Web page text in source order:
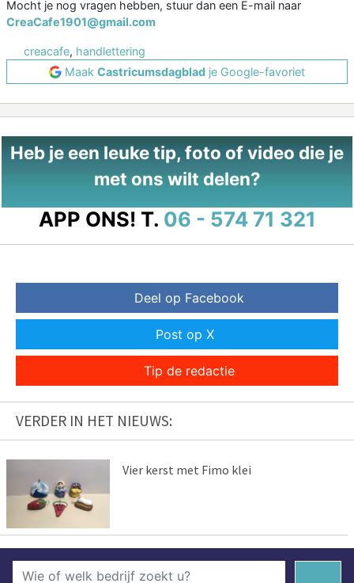
Mocht je nog vragen hebben, stuur dan een E-mail naar
CreaCafe1901@gmail.com
creacafe, handlettering
Maak Castricumsdagblad je Google-favoriet
Heb je een leuke tip, foto of video die je
met ons wilt delen?
APP ONS! T. 06 - 574 71 321
Deel op Facebook
Post op X
Tip de redactie
VERDER IN HET NIEUWS:
Vier kerst met Fimo klei